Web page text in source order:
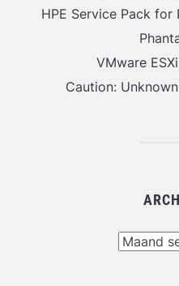
HPE Service Pack
VMware
Caution: